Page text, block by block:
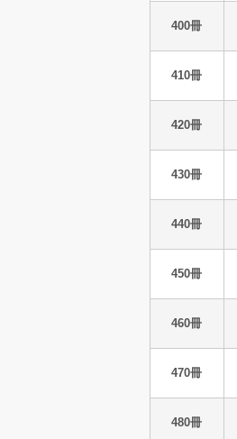
400冊
410冊
420冊
430冊
440冊
450冊
460冊
470冊
480冊